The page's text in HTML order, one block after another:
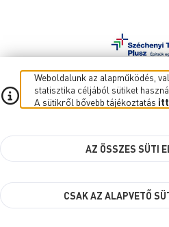
Weboldalunk az alapműködés,
statisztika céljából sütiket
A sütikről bővebb tájékoztatás itt
AZ ÖSSZES SÜTI
CSAK AZ ALAPVETŐ